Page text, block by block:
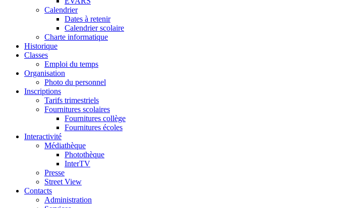
Calendrier
Dates à retenir
Calendrier scolaire
Charte informatique
Historique
Classes
Emploi du temps
Organisation
Photo du personnel
Inscriptions
Tarifs trimestriels
Fournitures scolaires
Fournitures collège
Fournitures écoles
Interactivité
Médiathèque
Photothèque
InterTV
Presse
Street View
Contacts
Administration